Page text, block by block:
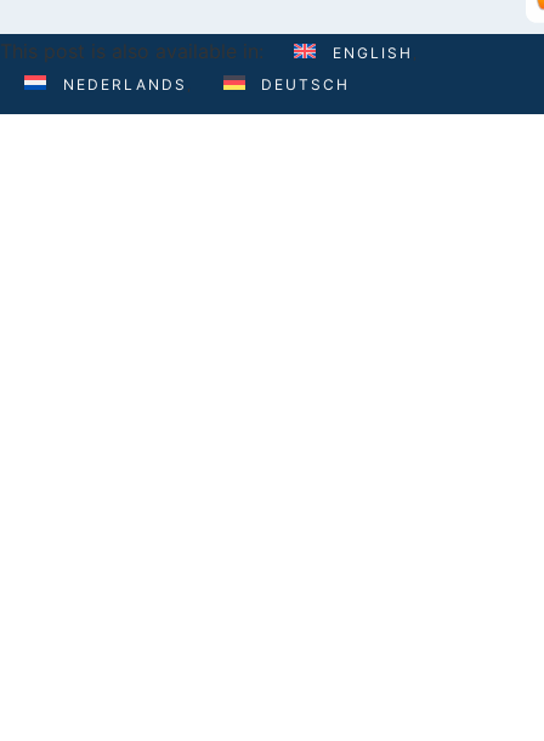
This post is also available in:
ENGLISH
NEDERLANDS
DEUTSCH